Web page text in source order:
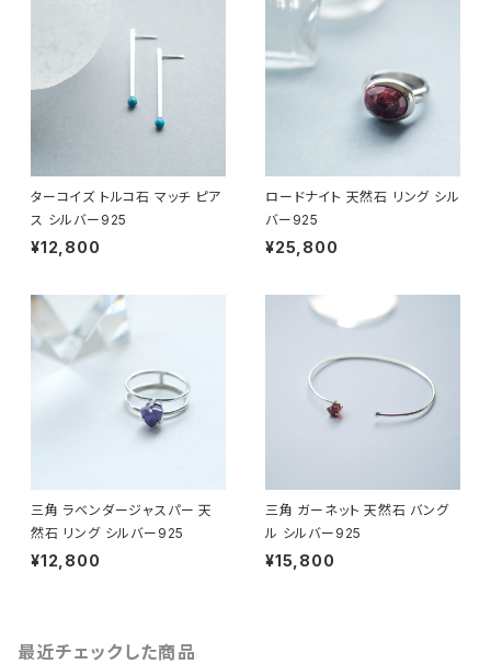
ターコイズ トルコ石 マッチ ピア
ス シルバー925
¥12,800
ロードナイト 天然石 リング シル
バー925
¥25,800
三角 ラベンダージャスパー 天
然石 リング シルバー925
¥12,800
三角 ガーネット 天然石 バング
ル シルバー925
¥15,800
最近チェックした商品